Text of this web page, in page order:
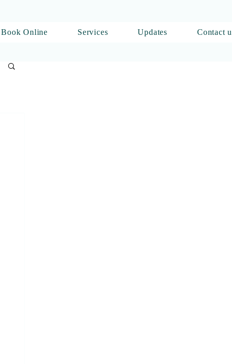
Book Online Services Updates Contact